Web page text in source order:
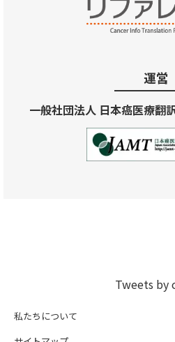
運営
一般社団法人 日本癌医療翻
Tweets by
私たちについて